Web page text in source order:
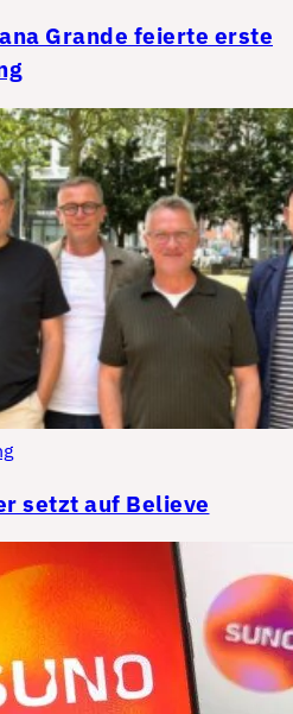
Grande feierte erste
setzt auf Believe